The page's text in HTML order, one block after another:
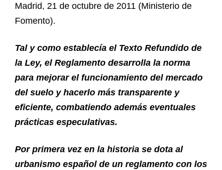
Madrid, 21 de octubre de 2011 (Ministerio de
Fomento).
Tal y como establecía el Texto Refundido de
la Ley, el Reglamento desarrolla la norma
para mejorar el funcionamiento del mercado
del suelo y hacerlo más transparente y
eficiente, combatiendo además eventuales
prácticas especulativas.
Por primera vez en la historia se dota al
urbanismo español de un reglamento con los